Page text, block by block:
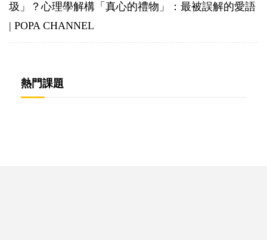
圾」？心理學解構「真心的禮物」：最被誤解的愛語
| POPA CHANNEL
熱門課題